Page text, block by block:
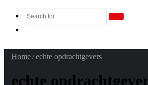
Search
Home/echte opdrachtgevers
echte